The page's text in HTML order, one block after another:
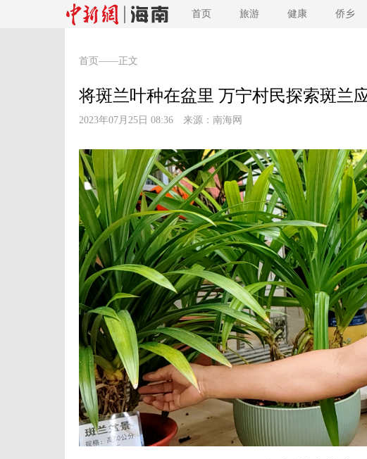
首页 旅游 健康 侨乡
首页 ——正文
将斑兰叶种在盆里 万宁村民探索斑兰
2023年07月25日 08:36 来源： 南海网